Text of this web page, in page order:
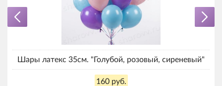
Шары латекс 35см. "Голубой, розовый, сиреневый"
160 руб.